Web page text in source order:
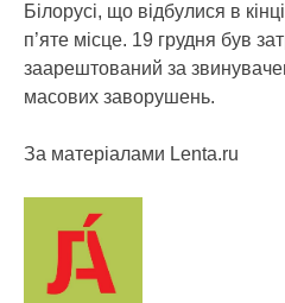
Білорусі, що відбулися в
п’яте місце. 19 грудня був
заарештований за
масових заворушень.
За матеріалами Lenta.ru